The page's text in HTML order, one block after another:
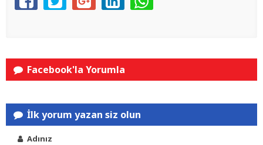
Facebook'la Yorumla
İlk yorum yazan siz olun
Adınız